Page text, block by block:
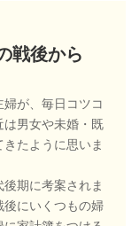
戦後から
が、毎日コツコ
は男女や未婚・既
たように思いま
期に考案されま
後にいくつもの婦